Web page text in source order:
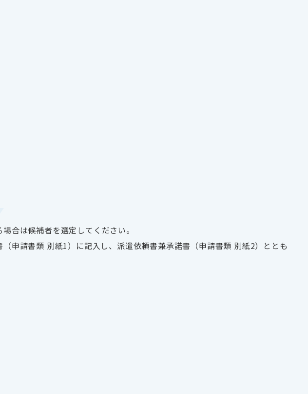
合は候補者を選定してください。
申請書類 別紙1）に記入し、派遣依頼書兼承諾書（申請書類 別紙2）ととも